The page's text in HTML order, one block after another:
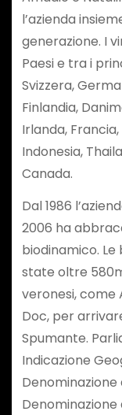
l’azienda
generazione. I
Paesi e tra i
Svizzera,
Finlandia,
Irlanda,
Indonesia,
Canada.
Dal 1986
2006 ha
biodinamico.
state oltre
veronesi, come
Doc, per
Spumante.
Indicazione